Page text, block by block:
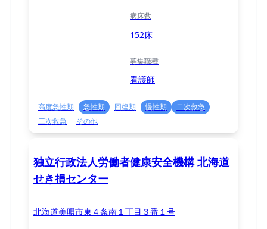
病床数
152床
募集職種
看護師
高度急性期 急性期 回復期 慢性期
二次救急
三次救急
その他
独立行政法人労働者健康安全機構 北海道
せき損センター
北海道美唄市東４条南１丁目３番１号